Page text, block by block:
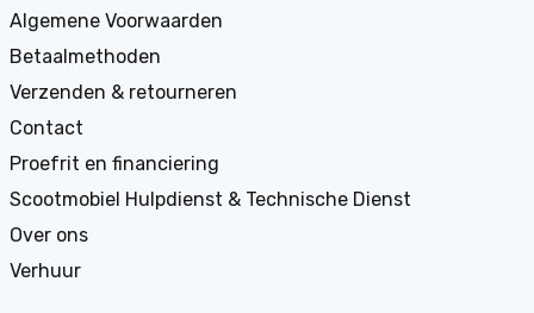
Algemene Voorwaarden
Betaalmethoden
Verzenden & retourneren
Contact
Proefrit en financiering
Scootmobiel Hulpdienst & Technische Dienst
Over ons
Verhuur